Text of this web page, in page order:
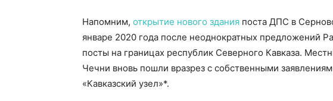
Напомним, открытие нового здания поста ДПС в
январе 2020 года после неоднократных предложений
посты на границах республик Северного Кавказа.
Чечни вновь пошли вразрез с собственными
«Кавказский узел»*.